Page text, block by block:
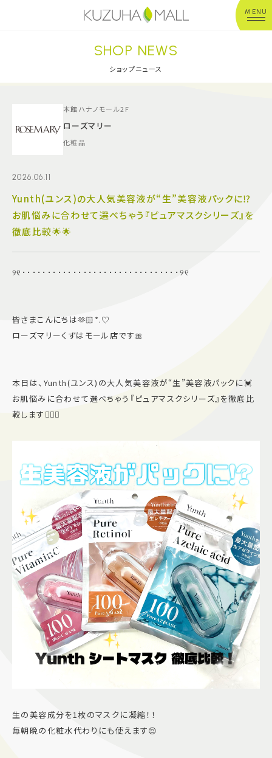
MENU
年中無休平 日：10:00~20:00
※店舗により異なる
ショップガイド
イベント
キッズ＆ベビー
アクセス＆駐車場
サイトマップ
プライバシーポリシー
SHOP NEWS
ショップニュース
本館ハナノモール2F
ローズマリー
化粧品
2026.06.11
Yunth(ユンス)の大人気美容液が“生”美容液パックに⁉️
お肌悩みに合わせて選べちゃう『ピュアマスクシリーズ』を
徹底比較🌟🌟
୨୧･･･････････････････････････････୨୧
皆さまこんにちは🫶🏻*.♡
ローズマリーくずはモール店です🎀
本日は、Yunth(ユンス)の大人気美容液が“生”美容液パックに💓
お肌悩みに合わせて選べちゃう『ピュアマスクシリーズ』を徹底比
較します💁🏻‍♀️
生の美容成分を1枚のマスクに凝縮！！
毎朝晩の化粧水代わりにも使えます😌